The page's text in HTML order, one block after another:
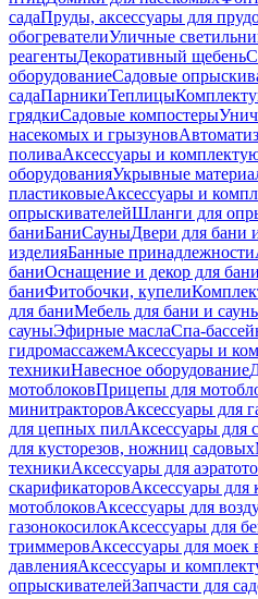
садаПруды, аксессуары для
обогревателиУличные
реагентыДекоративный щебень
оборудованиеСадовые
садаПарникиТеплицы
грядкиСадовые компостеры
насекомых и грызунов
поливаАксессуары и
оборудованияУкрывные
пластиковыеАксессуары и
опрыскивателейШланги для
баниБаниСауныДвери для бани
изделияБанные принадлежности
баниОснащение и декор для бани
баниФитобочки, купели
для баниМебель для бани и
сауныЭфирные маслаСпа-
гидромассажемАксессуары и
техникиНавесное оборудование
мотоблоковПрицепы для
минитракторовАксессуары для
для цепных пилАксессуары для
для кусторезов, ножниц садовых
техникиАксессуары для
скарификаторовАксессуары для
мотоблоковАксессуары для
газонокосилокАксессуары для
триммеровАксессуары для моек
давленияАксессуары и
опрыскивателейЗапчасти для